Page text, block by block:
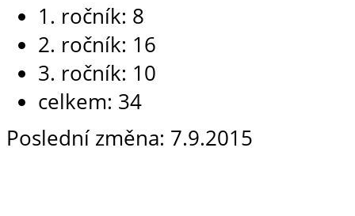
1. ročník: 8
2. ročník: 16
3. ročník: 10
celkem: 34
Poslední změna: 7.9.2015